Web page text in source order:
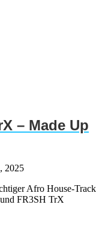
– Made Up
2025
Afro House-Track
FR3SH TrX